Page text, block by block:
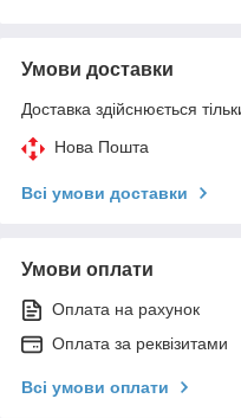
Умови доставки
Доставка здійснюється
Нова Пошта
Всі умови доставки
Умови оплати
Оплата на рахунок
Оплата за реквізитами
Всі умови оплати